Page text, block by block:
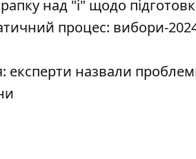
над "і" щодо
процес: вибори-
експерти назвали